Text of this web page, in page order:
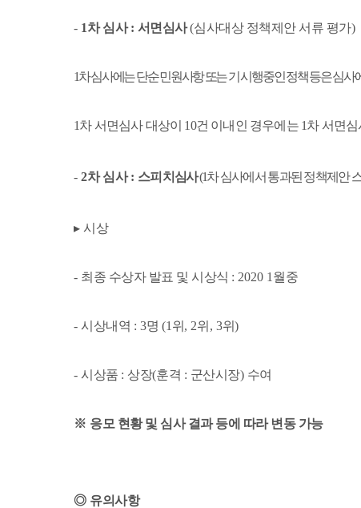
- 1차 심사: 서면심사 (심사대상 정책제안 서류 평가)
1차 심사에는 단순 민원사항 또는 기 시행중인 정책 등은 심사
1차 서면심사 대상이 10건 이내인 경우에는 1차 서면
- 2차 심사: 스피치 심사(1차 심사에서 통과된 정책제안
▸ 시상
- 최종 수상자 발표 및 시상식 : 2020 1 월중
- 시상내역 : 3명 (1 위 , 2위 , 3위)
- 시상품 : 상장(훈격 : 군산시장) 수여
※ 응모 현황 및 심사 결과 등에 따라 변동 가능
◎ 유의사항